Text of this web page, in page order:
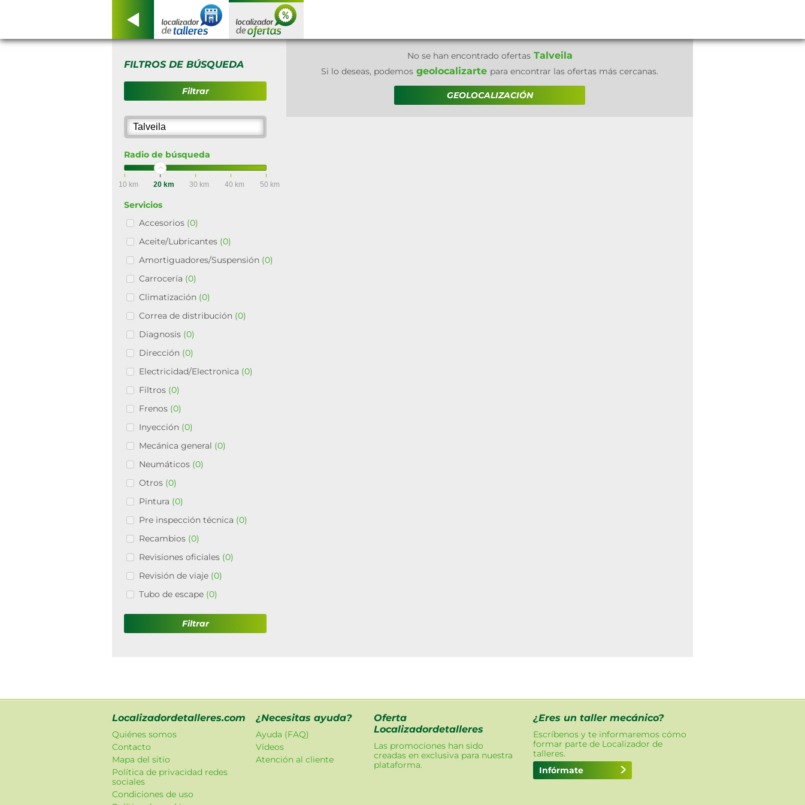
FILTROS DE BÚSQUEDA
Filtrar
Radio de búsqueda
10 km 20 km 30 km 40 km 50 km
Servicios
Accesorios (0)
Aceite/Lubricantes (0)
Amortiguadores/Suspensión (0)
Carrocería (0)
Climatización (0)
Correa de distribución (0)
Diagnosis (0)
Dirección (0)
Electricidad/Electronica (0)
Filtros (0)
Frenos (0)
Inyección (0)
Mecánica general (0)
Neumáticos (0)
Otros (0)
Pintura (0)
Pre inspección técnica (0)
Recambios (0)
Revisiones oficiales (0)
Revisión de viaje (0)
Tubo de escape (0)
Filtrar
No se han encontrado ofertasTalveila
Si lo deseas, podemos geolocalizarte para encontrar las ofertas más cercanas.
GEOLOCALIZACIÓN
Localizadordetalleres.com
Quiénes somos
Contacto
Mapa del sitio
Política de privacidad redes
sociales
Condiciones de uso
¿Necesitas ayuda?
Ayuda (FAQ)
Vídeos
Atención al cliente
Oferta
Localizadordetalleres
Las promociones han sido
creadas en exclusiva para nuestra
plataforma.
¿Eres un taller mecánico?
Escríbenos y te informaremos cómo
formar parte de Localizador de
talleres.
Infórmate